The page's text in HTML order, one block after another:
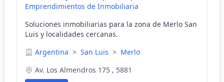
Emprendimientos de Inmobiliaria
Soluciones inmobiliarias para la zona de Merlo San
Luis y localidades cercanas.
Argentina > San Luis > Merlo
Av. Los Almendros 175 , 5881